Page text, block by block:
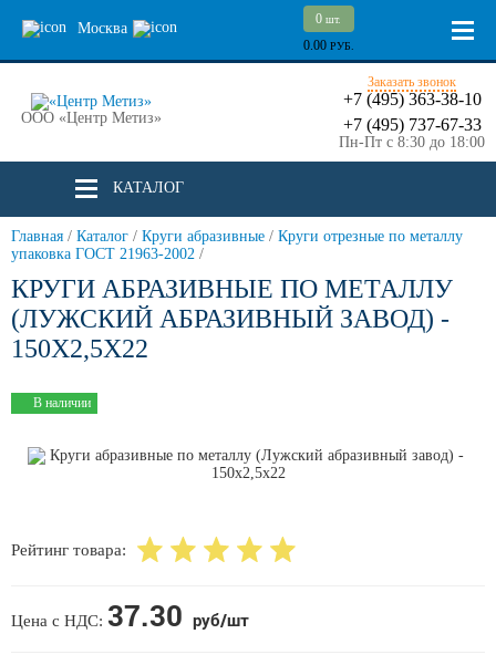
Москва
0 шт.
0.00 РУБ.
ООО «Центр Метиз»
Заказать звонок
+7 (495) 363-38-10
+7 (495) 737-67-33
Пн-Пт с 8:30 до 18:00
КАТАЛОГ
Главная / Каталог / Круги абразивные / Круги отрезные по металлу
упаковка ГОСТ 21963-2002 /
КРУГИ АБРАЗИВНЫЕ ПО МЕТАЛЛУ
(ЛУЖСКИЙ АБРАЗИВНЫЙ ЗАВОД) -
150Х2,5Х22
В наличии
Рейтинг товара:
Цена с НДС: 37.30 руб/шт